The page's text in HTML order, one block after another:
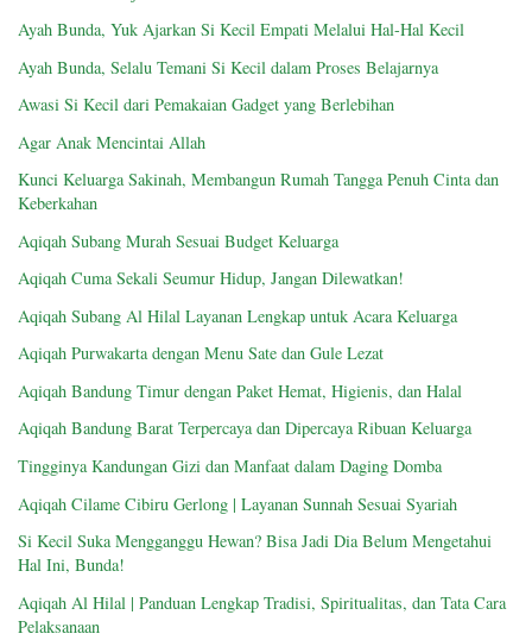
Ayah Bunda, Yuk Ajarkan Si Kecil Empati Melalui Hal-Hal Kecil
Ayah Bunda, Selalu Temani Si Kecil dalam Proses Belajarnya
Awasi Si Kecil dari Pemakaian Gadget yang Berlebihan
Agar Anak Mencintai Allah
Kunci Keluarga Sakinah, Membangun Rumah Tangga Penuh Cinta dan
Keberkahan
Aqiqah Subang Murah Sesuai Budget Keluarga
Aqiqah Cuma Sekali Seumur Hidup, Jangan Dilewatkan!
Aqiqah Subang Al Hilal Layanan Lengkap untuk Acara Keluarga
Aqiqah Purwakarta dengan Menu Sate dan Gule Lezat
Aqiqah Bandung Timur dengan Paket Hemat, Higienis, dan Halal
Aqiqah Bandung Barat Terpercaya dan Dipercaya Ribuan Keluarga
Tingginya Kandungan Gizi dan Manfaat dalam Daging Domba
Aqiqah Cilame Cibiru Gerlong | Layanan Sunnah Sesuai Syariah
Si Kecil Suka Mengganggu Hewan? Bisa Jadi Dia Belum Mengetahui
Hal Ini, Bunda!
Aqiqah Al Hilal | Panduan Lengkap Tradisi, Spiritualitas, dan Tata Cara
Pelaksanaan